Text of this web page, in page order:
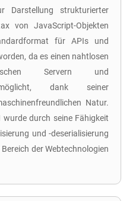
Darstellung strukturierter
von JavaScript-Objekten
für APIs und
da es einen nahtlosen
Servern und
dank seiner
Natur.
wurde durch seine Fähigkeit
und -deserialisierung
der Webtechnologien